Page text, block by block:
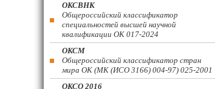
ОКСВНК
Общероссийский классификатор
специальностей высшей научной
квалификации ОК 017-2024
ОКСМ
Общероссийский классификатор стран
мира ОК (МК (ИСО 3166) 004-97) 025-2001
ОКСО 2016